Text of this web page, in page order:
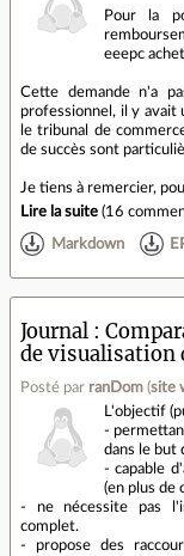
Pour la
eeepc
Cette demande n'a
professionnel, il y avait
le tribunal de
de succès sont
Je tiens à remercier,
Lire la suite (16
Markdown
Journal
de visualisation
Posté par ranDom (site
L'objectif
-
dans le but
- capable
(en plus de
- ne nécessite pas
complet.
- propose des